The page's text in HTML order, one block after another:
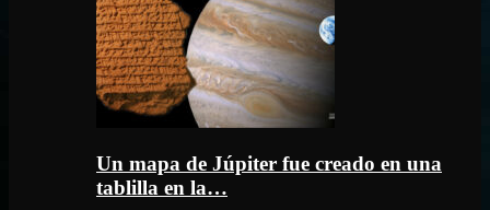
Un mapa de Júpiter fue creado en una
tablilla en la…